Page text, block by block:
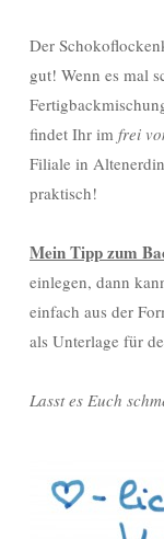
Der
gut! Wenn es mal
findet Ihr im frei
Filiale in
praktisch!
Mein Tipp zum
einlegen, dann
einfach aus der
als Unterlage für
Lasst es Euch